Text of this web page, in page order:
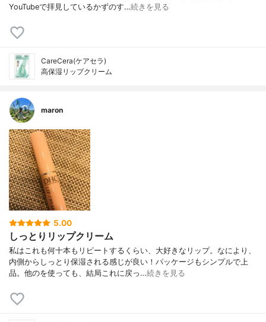
YouTubeで拝見しているかずのす…続きを見る
CareCera(ケアセラ)
高保湿リップクリーム
maron
5.00
しっとりリップクリーム
私はこれも何十本もリピートするくらい、大好きなリップ。なにより、
内側からしっとり保湿される感じが良い！パッケージもシンプルで上
品。他のを使っても、結局これに戻っ…続きを見る